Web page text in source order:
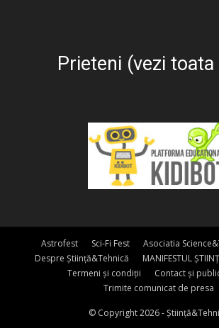
Prieteni (vezi
Astrofest Sci-Fi Fest
Asociatia
Despre Știință&Tehnică
MANIFESTUL
Termeni și condiții
Contact și
Trimite comunicat de presa
© Copyright 2026 -